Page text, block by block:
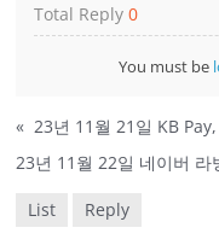
Total Reply0
You must be
« 23년 11월 21일 KB
23년 11월 22일 네이버 라
List Reply